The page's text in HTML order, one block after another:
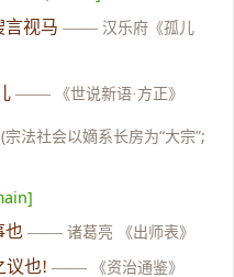
言视马 —— 汉乐府《孤儿
—— 《世说新语·方正》
法社会以嫡系长房为“大宗”;
也 —— 诸葛亮 《出师表》
议也! —— 《资治通鉴》